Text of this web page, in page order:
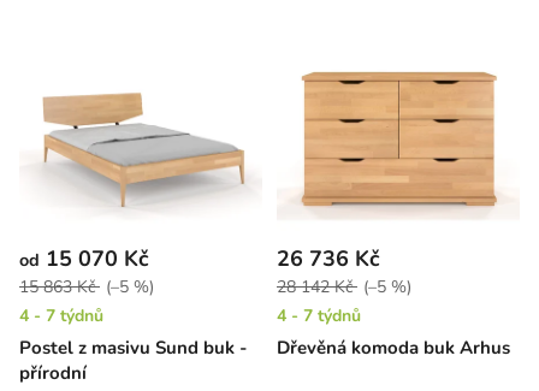
Postel z masivu Sund buk -
přírodní
od 15 070 Kč
15 863 Kč (–5 %)
4 - 7 týdnů
Dřevěná komoda buk Arhus
26 736 Kč
28 142 Kč (–5 %)
4 - 7 týdnů